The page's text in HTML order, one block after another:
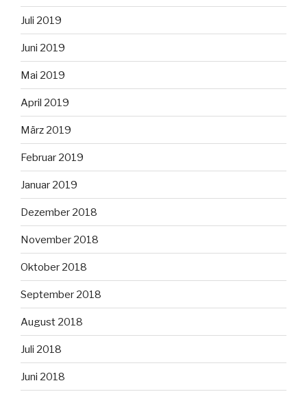
Juli 2019
Juni 2019
Mai 2019
April 2019
März 2019
Februar 2019
Januar 2019
Dezember 2018
November 2018
Oktober 2018
September 2018
August 2018
Juli 2018
Juni 2018